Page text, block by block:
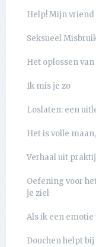
Help! Mijn
Seksueel
Het oplossen
Ik mis je zo
Loslaten: een
Het is volle
Verhaal uit
Oefening voor
je ziel
Als ik een
Douchen helpt